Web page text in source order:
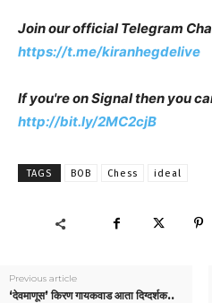
Join our official Telegram
https://t.me/kiranhegdelive
If you're on Signal then you
http://bit.ly/2MC2cjB
TAGS BOB Chess ideal
Previous article
‘देवमाणूस’ किरण गायकवाड आता दिग्दर्शक..